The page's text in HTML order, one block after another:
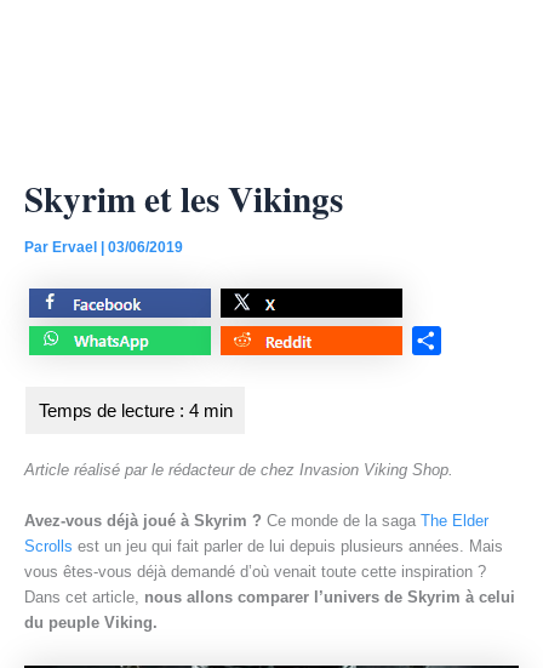
Skyrim et les Vikings
Par Ervael | 03/06/2019
Article réalisé par le rédacteur de chez Invasion Viking Shop.
Avez-vous déjà joué à Skyrim ? Ce monde de la saga The Elder
Scrolls est un jeu qui fait parler de lui depuis plusieurs années. Mais
vous êtes-vous déjà demandé d’où venait toute cette inspiration ?
Dans cet article, nous allons comparer l’univers de Skyrim à celui
du peuple Viking.